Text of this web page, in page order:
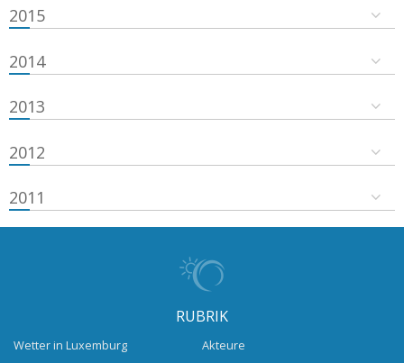
2015
2014
2013
2012
2011
RUBRIK
Wetter in Luxemburg
Akteure